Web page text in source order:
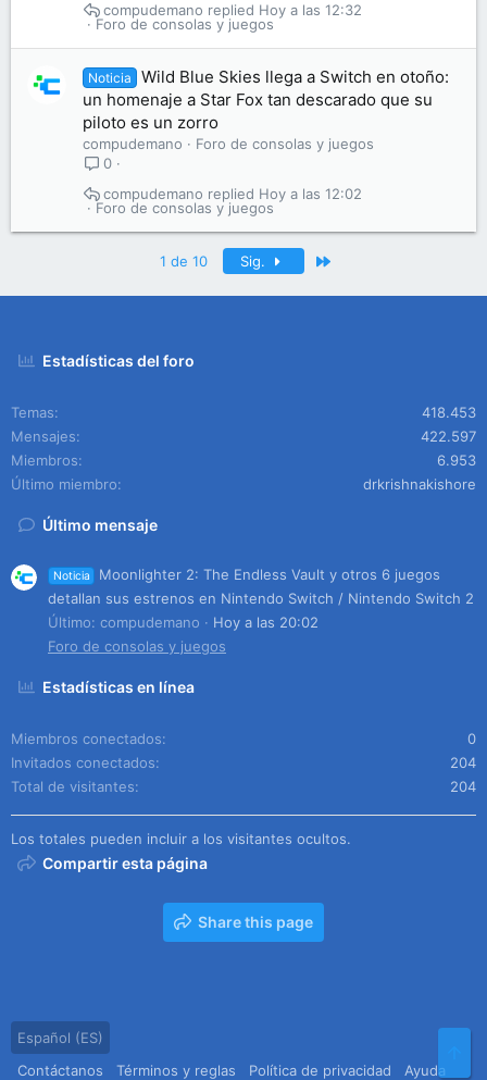
Foro de consolas y juegos
Hoy a las 12:32
compudemano
Noticia
Wild Blue Skies llega a Switch en otoño:
un homenaje a Star Fox tan descarado que su
piloto es un zorro
compudemano
Foro de consolas y juegos
0
Foro de consolas y juegos
Hoy a las 12:02
compudemano
1 de 10 Sig.
Estadísticas del foro
Temas
418.453
Mensajes
422.597
Miembros
6.953
Último miembro
drkrishnakishore
Último mensaje
Noticia
Moonlighter 2: The Endless Vault y otros 6 juegos
detallan sus estrenos en Nintendo Switch / Nintendo Switch 2
Último: compudemano
Hoy a las 20:02
Foro de consolas y juegos
Estadísticas en línea
Miembros conectados
0
Invitados conectados
204
Total de visitantes
204
Los totales pueden incluir a los visitantes ocultos.
Compartir esta página
Share this page
Español (ES)
Contáctanos
Términos y reglas Política de privacidad Ayuda